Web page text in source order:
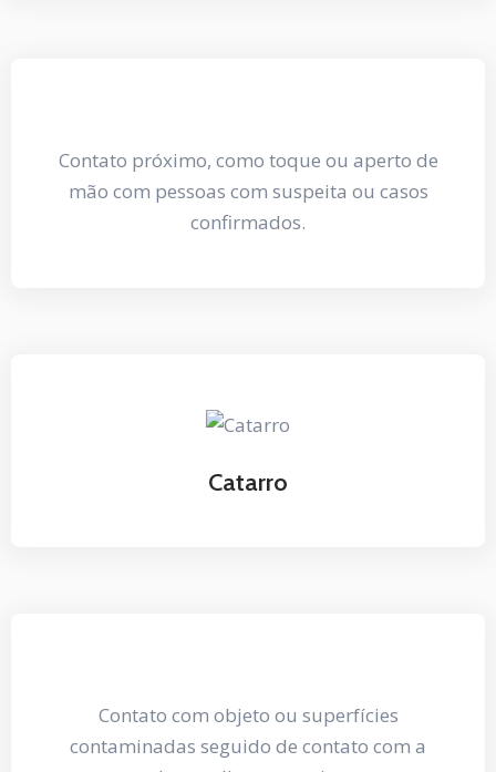
Contato próximo, como toque ou aperto de
mão com pessoas com suspeita ou casos
confirmados.
Catarro
Contato com objeto ou superfícies
contaminadas seguido de contato com a